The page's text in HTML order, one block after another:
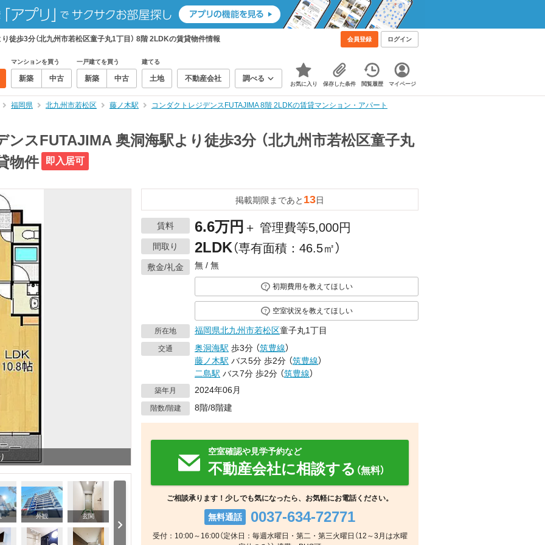
徒歩3分（北九州市若松区童子丸1丁目） 8階 2LDKの賃貸物件情報 会員登録 ログイン
マンションを買う
新築 中古
一戸建てを買う
新築 中古
建てる
土地 不動産会社 調べる
お気に入り 保存した条件 閲覧履歴 マイページ
福岡県 北九州市若松区 藤ノ木駅 コンダクトレジデンスFUTAJIMA 8階 2LDKの賃貸マンション・アパート
スFUTAJIMA 奥洞海駅より徒歩3分 （北九州市若松区童子丸
物件
即入居可
外観 玄関 リビング/ダイニング その他
掲載期限まであと 13日
賃料 6.6万円 ＋ 管理費等5,000円
間取り 2LDK（専有面積：46.5㎡）
敷金/礼金 無 / 無
初期費用を教えてほしい
空室状況を教えてほしい
所在地 福岡県北九州市若松区童子丸1丁目
交通 奥洞海駅 歩3分 （筑豊線）
藤ノ木駅 バス5分 歩2分 （筑豊線）
二島駅 バス7分 歩2分 （筑豊線）
築年月 2024年06月
階数/階建 8階/8階建
空室確認や見学予約など
不動産会社に相談する （無料）
ご相談承ります！少しでも気になったら、お気軽にお電話ください。
無料通話 0037-634-72771
受付：10:00～16:00（定休日：毎週水曜日・第二・第三火曜日（12～3月は水曜